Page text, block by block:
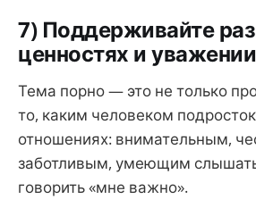
7) Поддерживайте
ценностях и уважении
Тема порно — это не только
то, каким человеком
отношениях: внимательным,
заботливым, умеющим
говорить «мне важно».